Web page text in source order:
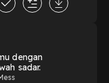
dengan
sadar.